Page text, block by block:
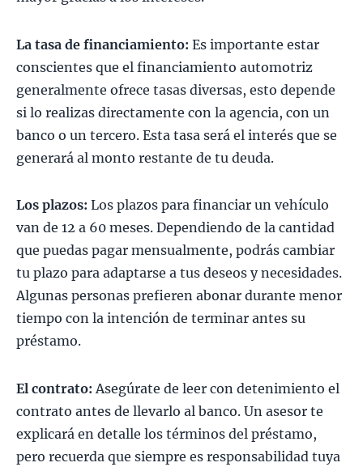
La tasa de financiamiento: Es importante estar
conscientes que el financiamiento automotriz
generalmente ofrece tasas diversas, esto depende
si lo realizas directamente con la agencia, con un
banco o un tercero. Esta tasa será el interés que se
generará al monto restante de tu deuda.
Los plazos: Los plazos para financiar un vehículo
van de 12 a 60 meses. Dependiendo de la cantidad
que puedas pagar mensualmente, podrás cambiar
tu plazo para adaptarse a tus deseos y necesidades.
Algunas personas prefieren abonar durante menor
tiempo con la intención de terminar antes su
préstamo.
El contrato: Asegúrate de leer con detenimiento el
contrato antes de llevarlo al banco. Un asesor te
explicará en detalle los términos del préstamo,
pero recuerda que siempre es responsabilidad tuya